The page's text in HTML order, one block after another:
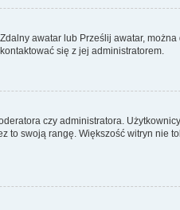
awatar lub Prześlij awatar,
się z jej administratorem.
czy administratora.
swoją rangę. Większość witryn nie